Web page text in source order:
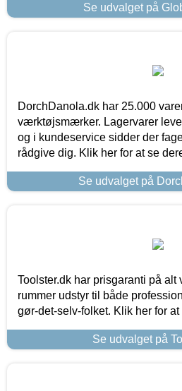
Se udvalget på
DorchDanola.dk har 25.000
værktøjsmærker. Lagervarer
og i kundeservice sidder der
rådgive dig. Klik her for at se
Se udvalget på
Toolster.dk har prisgaranti på
rummer udstyr til både
gør-det-selv-folket. Klik her for
Se udvalget på